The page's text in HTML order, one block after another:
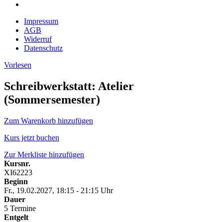
Impressum
AGB
Widerruf
Datenschutz
Vorlesen
Schreibwerkstatt: Atelier
(Sommersemester)
Zum Warenkorb hinzufügen
Kurs jetzt buchen
Zur Merkliste hinzufügen
Kursnr.
XI62223
Beginn
Fr., 19.02.2027, 18:15 - 21:15 Uhr
Dauer
5 Termine
Entgelt